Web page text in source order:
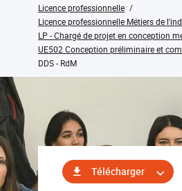
Licence professionnelle
Licence professionnelle Métiers de
LP - Chargé de projet en conception
UE502 Conception préliminaire et
DDS - RdM
Télécharger